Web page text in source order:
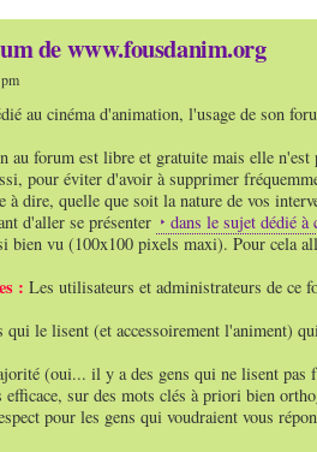
de www.fousdanim.org
au cinéma d'animation, l'usage de son
au forum est libre et gratuite mais elle n'est
pour éviter d'avoir à supprimer
à dire, quelle que soit la nature de vos
d'aller se présenter
dans le sujet dédié à
bien vu (100x100 pixels maxi). Pour cela
: Les utilisateurs et administrateurs de ce
qui le lisent (et accessoirement l'animent)
(oui... il y a des gens qui ne lisent
efficace, sur des mots clés à priori bien
pour les gens qui voudraient vous